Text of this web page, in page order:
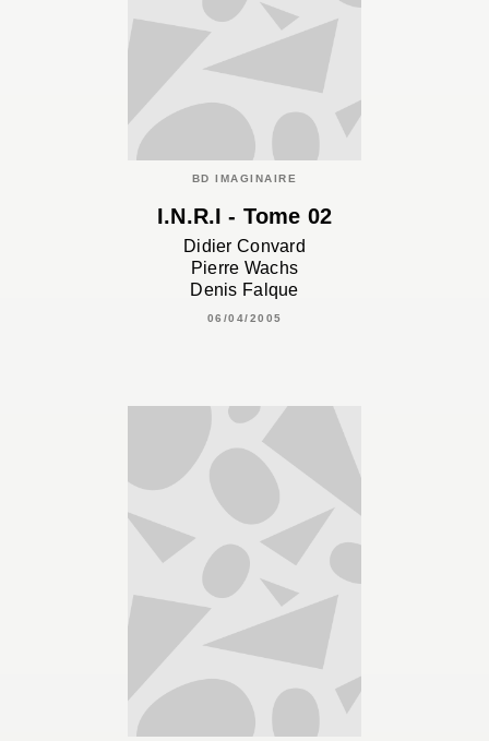
BD IMAGINAIRE
I.N.R.I - Tome 02
Didier Convard
Pierre Wachs
Denis Falque
06/04/2005